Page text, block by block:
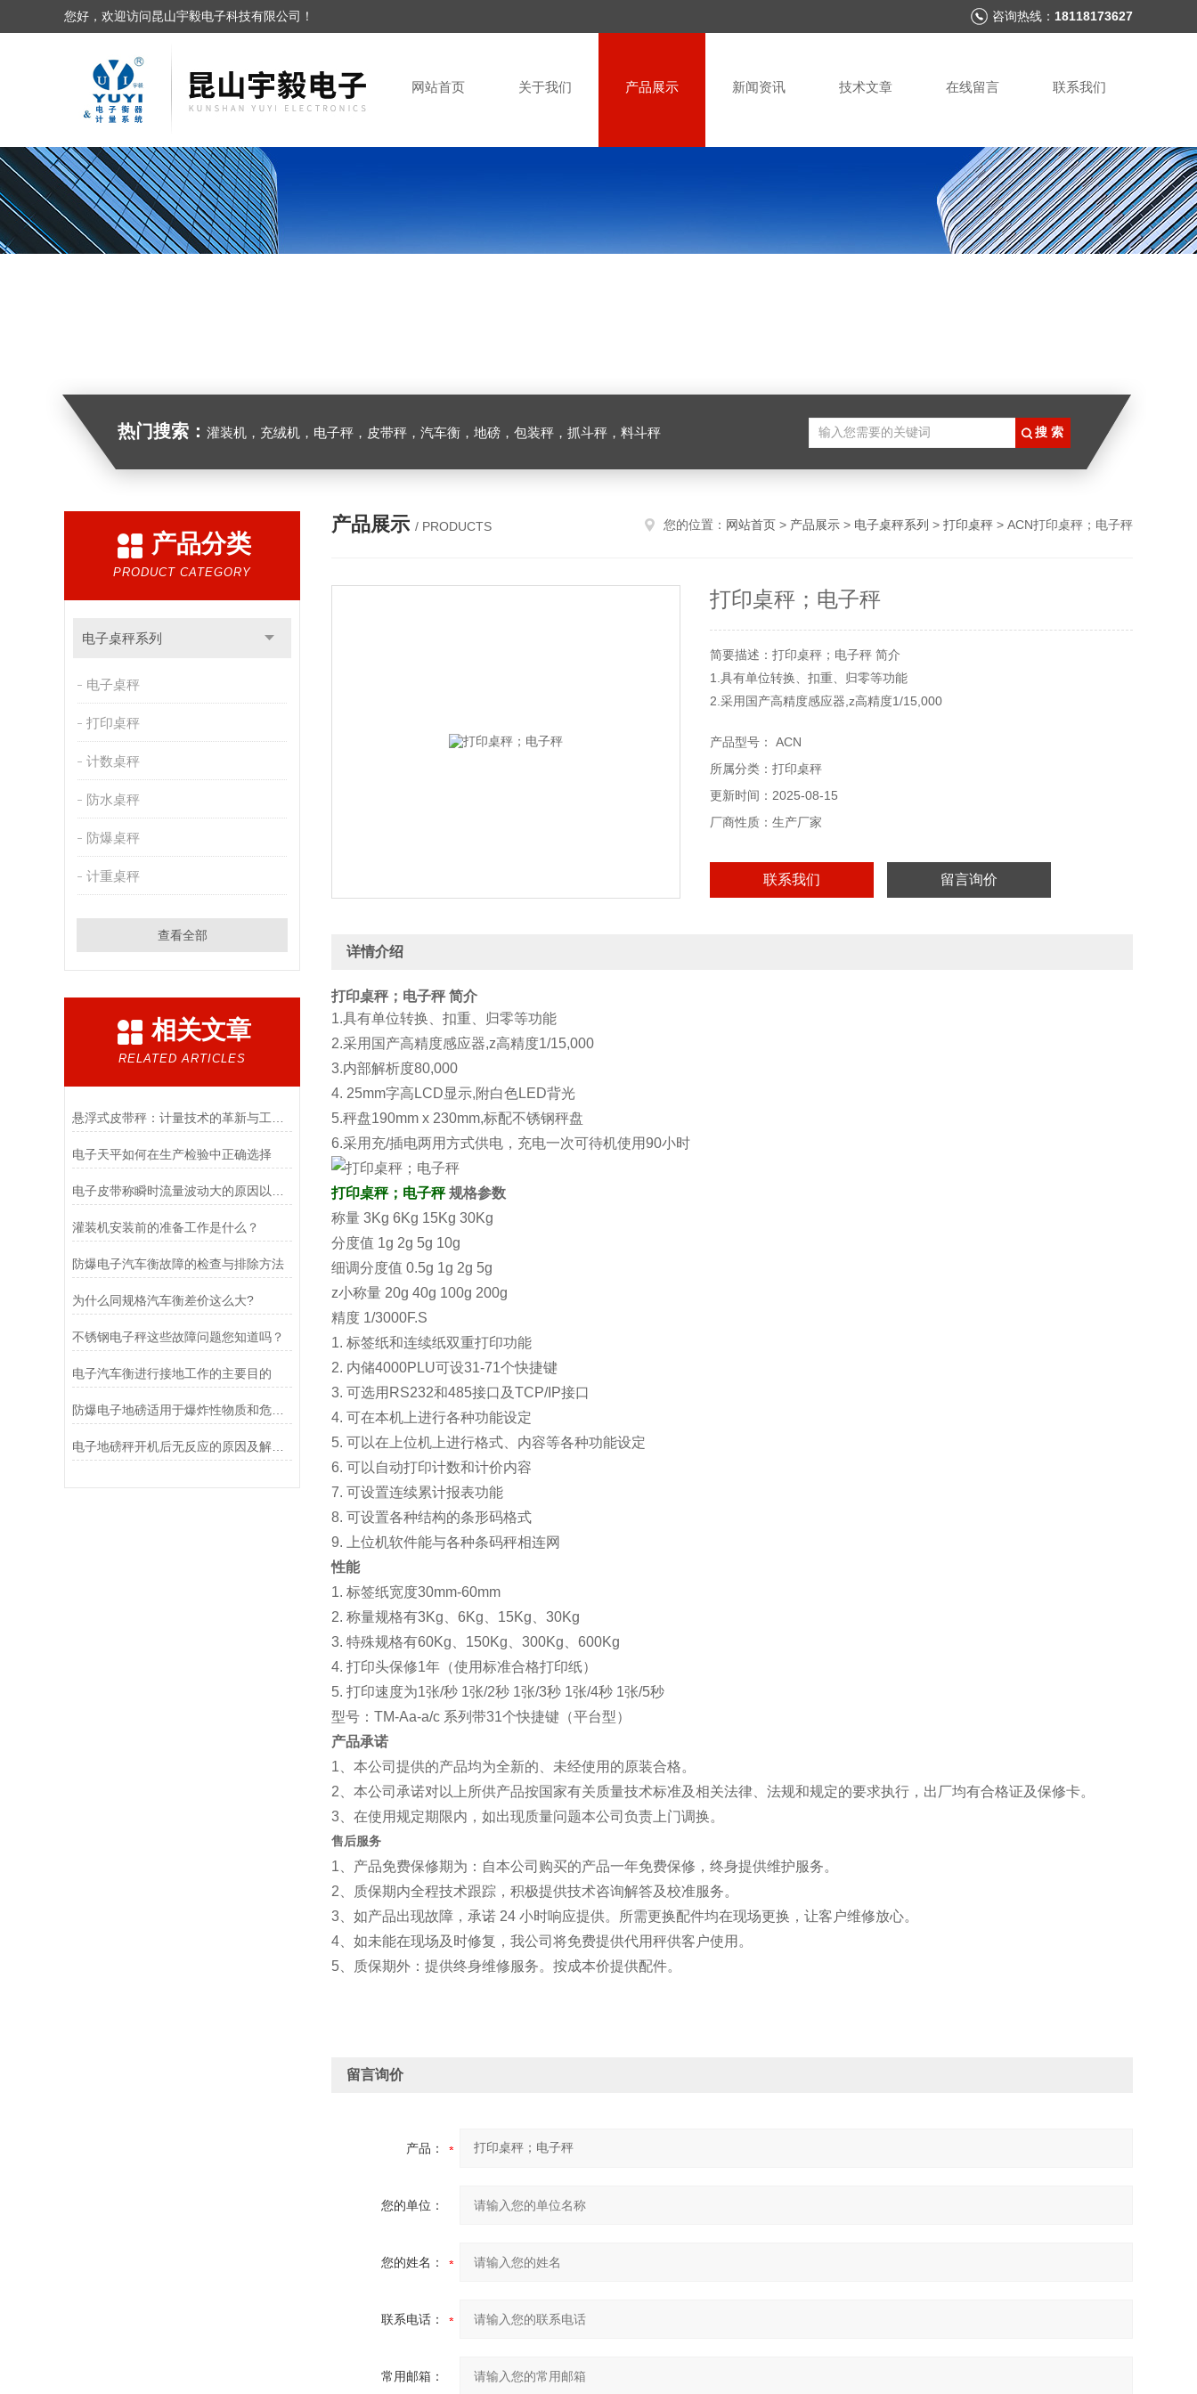
您好，欢迎访问昆山宇毅电子科技有限公司！ 咨询热线： 18118173627
网站首页 关于我们 产品展示 新闻资讯 技术文章 在线留言 联系我们
热门搜索： 灌装机，充绒机，电子秤，皮带秤，汽车衡，地磅，包装秤，抓斗秤，料斗秤
产品分类
PRODUCT CATEGORY
电子桌秤系列
电子桌秤
打印桌秤
计数桌秤
防水桌秤
防爆桌秤
计重桌秤
查看全部
相关文章
RELATED ARTICLES
电子天平如何在生产检验中正确选择
灌装机安装前的准备工作是什么？
防爆电子汽车衡故障的检查与排除方法
为什么同规格汽车衡差价这么大?
不锈钢电子秤这些故障问题您知道吗？
电子汽车衡进行接地工作的主要目的
防爆电子地磅适用于爆炸性物质和危险场所的称重计量
电子地磅秤开机后无反应的原因及解决方法介绍
产品展示 / PRODUCTS 您的位置： 网站首页 > 产品展示 > 电子桌秤系列 > 打印桌秤 > ACN打印桌秤；电子秤
打印桌秤；电子秤
简要描述：打印桌秤；电子秤 简介
1.具有单位转换、扣重、归零等功能
2.采用国产高精度感应器,z高精度1/15,000
产品型号： ACN
所属分类：打印桌秤
更新时间：2025-08-15
厂商性质：生产厂家
联系我们 留言询价
详情介绍
打印桌秤；电子秤 简介
1.具有单位转换、扣重、归零等功能
2.采用国产高精度感应器,z高精度1/15,000
3.内部解析度80,000
4. 25mm字高LCD显示,附白色LED背光
5.秤盘190mm x 230mm,标配不锈钢秤盘
6.采用充/插电两用方式供电，充电一次可待机使用90小时
打印桌秤；电子秤 规格参数
称量 3Kg 6Kg 15Kg 30Kg
分度值 1g 2g 5g 10g
细调分度值 0.5g 1g 2g 5g
z小称量 20g 40g 100g 200g
精度 1/3000F.S
1. 标签纸和连续纸双重打印功能
2. 内储4000PLU可设31-71个快捷键
3. 可选用RS232和485接口及TCP/IP接口
4. 可在本机上进行各种功能设定
5. 可以在上位机上进行格式、内容等各种功能设定
6. 可以自动打印计数和计价内容
7. 可设置连续累计报表功能
8. 可设置各种结构的条形码格式
9. 上位机软件能与各种条码秤相连网
性能
1. 标签纸宽度30mm-60mm
2. 称量规格有3Kg、6Kg、15Kg、30Kg
3. 特殊规格有60Kg、150Kg、300Kg、600Kg
4. 打印头保修1年（使用标准合格打印纸）
5. 打印速度为1张/秒 1张/2秒 1张/3秒 1张/4秒 1张/5秒
型号：TM-Aa-a/c 系列带31个快捷键（平台型）
产品承诺
1、本公司提供的产品均为全新的、未经使用的原装合格。
2、本公司承诺对以上所供产品按国家有关质量技术标准及相关法律、法规和规定的要求执行，出厂均有合格证及保修卡。
3、在使用规定期限内，如出现质量问题本公司负责上门调换。
售后服务
1、产品免费保修期为：自本公司购买的产品一年免费保修，终身提供维护服务。
2、质保期内全程技术跟踪，积极提供技术咨询解答及校准服务。
3、如产品出现故障，承诺 24 小时响应提供。所需更换配件均在现场更换，让客户维修放心。
4、如未能在现场及时修复，我公司将免费提供代用秤供客户使用。
5、质保期外：提供终身维修服务。按成本价提供配件。
留言询价
产品：
您的单位：
您的姓名：
联系电话：
常用邮箱：